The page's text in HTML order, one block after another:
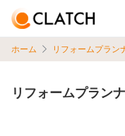
ホーム リフォームプラン
リフォームプラン